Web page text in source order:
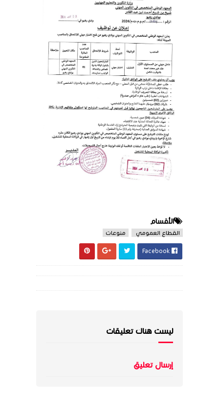
الأقسام
القطاع العمومي منوعات
ليست هناك تعليقات
إرسال تعليق